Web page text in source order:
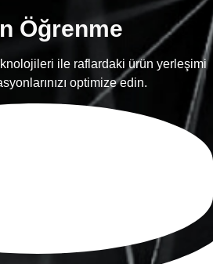
Öğrenme
ile raflardaki ürün yerleşimi
optimize edin.